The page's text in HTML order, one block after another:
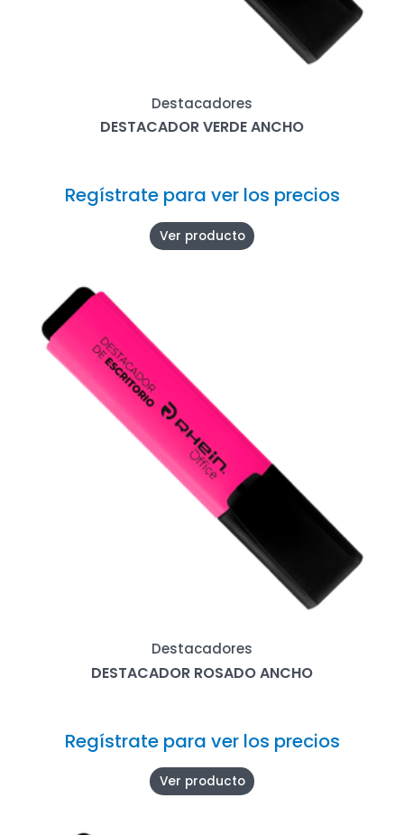
Destacadores
DESTACADOR VERDE ANCHO
Regístrate para ver los precios
Ver producto
Destacadores
DESTACADOR ROSADO ANCHO
Regístrate para ver los precios
Ver producto